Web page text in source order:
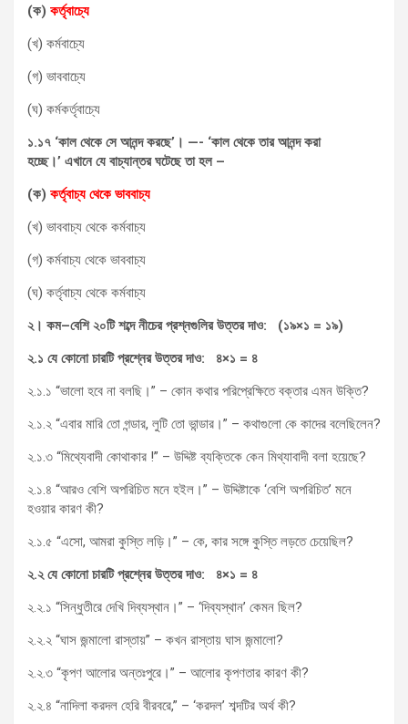
(ক) কর্তৃবাচ্যে
(খ) কর্মবাচ্যে
(গ) ভাববাচ্যে
(ঘ) কর্মকর্তৃবাচ্যে
১.১৭ ‘কাল থেকে সে আনন্দ করছে’ । —- ‘কাল থেকে তার আনন্দ করা
হচ্ছে।’ এখানে যে বাচ্যান্তর ঘটেছে তা হল–
(ক) কর্তৃবাচ্য থেকে ভাববাচ্য
(খ) ভাববাচ্য থেকে কর্মবাচ্য
(গ) কর্মবাচ্য থেকে ভাববাচ্য
(ঘ) কর্তৃবাচ্য থেকে কর্মবাচ্য
২। কম–বেশি ২০টি শব্দে নীচের প্রশ্নগুলির উত্তর দাও: (১৯×১ = ১৯)
২.১ যে কোনো চারটি প্রশ্নের উত্তর দাও: ৪×১ = ৪
২.১.১ “ভালো হবে না বলছি।” – কোন কথার পরিপ্রেক্ষিতে বক্তার এমন উক্তি?
২.১.২ “এবার মারি তো গন্ডার, লুটি তো ভান্ডার।” – কথাগুলো কে কাদের বলেছিলেন?
২.১.৩ “মিথ্যেবাদী কোথাকার !” – উদ্দিষ্ট ব্যক্তিকে কেন মিথ্যাবাদী বলা হয়েছে?
২.১.৪ “আরও বেশি অপরিচিত মনে হইল।” – উদ্দিষ্টাকে ‘বেশি অপরিচিত’ মনে
হওয়ার কারণ কী?
২.১.৫ “এসো, আমরা কুস্তি লড়ি।” – কে, কার সঙ্গে কুস্তি লড়তে চেয়েছিল?
২.২ যে কোনো চারটি প্রশ্নের উত্তর দাও: ৪×১ = ৪
২.২.১ “সিন্ধুতীরে দেখি দিব্যস্থান।” – ‘দিব্যস্থান’ কেমন ছিল?
২.২.২ “ঘাস জন্মালো রাস্তায়” – কখন রাস্তায় ঘাস জন্মালো?
২.২.৩ “কৃপণ আলোর অন্তঃপুরে।” – আলোর কৃপণতার কারণ কী?
২.২.৪ “নাদিলা করদল হেরি বীরবরে,” – ‘করদল’ শব্দটির অর্থ কী?